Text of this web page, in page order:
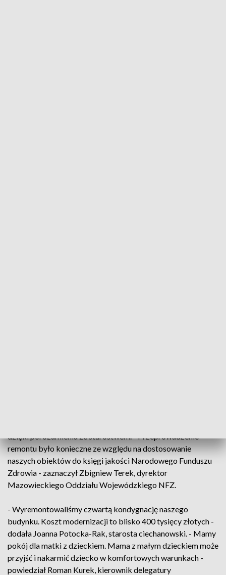
dzięki porozumieniu ze starostwem. - Przeprowadzenie
remontu było konieczne ze względu na dostosowanie
naszych obiektów do księgi jakości Narodowego Funduszu
Zdrowia - zaznaczył Zbigniew Terek, dyrektor
Mazowieckiego Oddziału Wojewódzkiego NFZ.
- Wyremontowaliśmy czwartą kondygnację naszego
budynku. Koszt modernizacji to blisko 400 tysięcy złotych -
dodała Joanna Potocka-Rak, starosta ciechanowski. - Mamy
pokój dla matki z dzieckiem. Mama z małym dzieckiem może
przyjść i nakarmić dziecko w komfortowych warunkach -
powiedział Roman Kurek, kierownik delegatury